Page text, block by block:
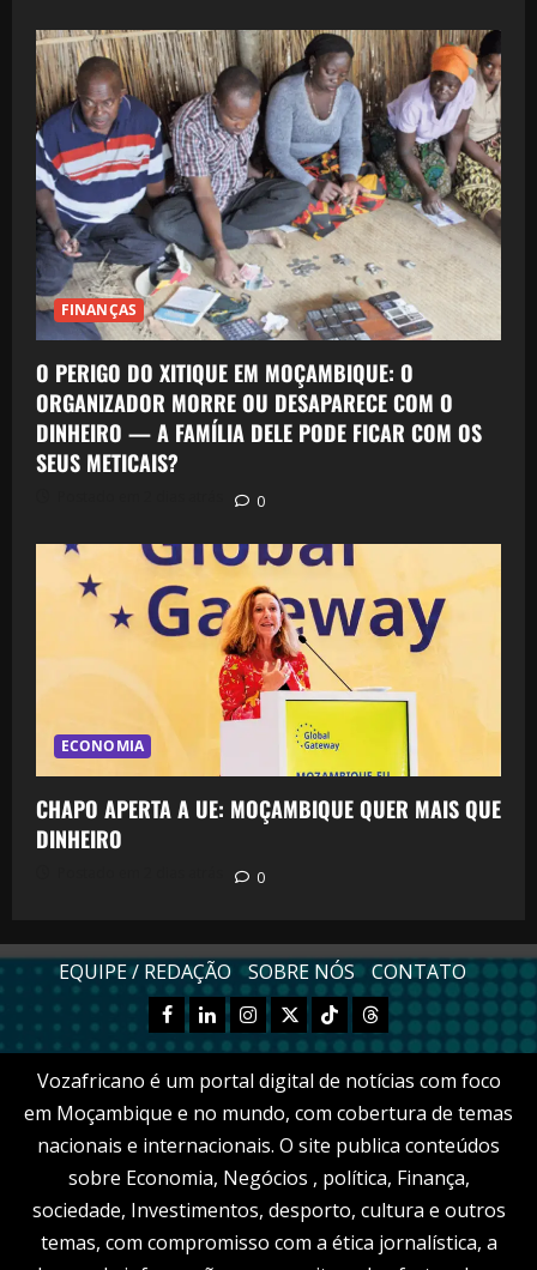
FINANÇAS
O PERIGO DO XITIQUE EM MOÇAMBIQUE: O
ORGANIZADOR MORRE OU DESAPARECE COM O
DINHEIRO — A FAMÍLIA DELE PODE FICAR COM OS
SEUS METICAIS?
0
ECONOMIA
CHAPO APERTA A UE: MOÇAMBIQUE QUER MAIS QUE
DINHEIRO
0
EQUIPE / REDAÇÃO SOBRE NÓS CONTATO
Facebook
LinkednInstagram
X TikTokThreads
Vozafricano é um portal digital de notícias com foco
em Moçambique e no mundo, com cobertura de temas
nacionais e internacionais. O site publica conteúdos
sobre Economia, Negócios , política, Finança,
sociedade, Investimentos, desporto, cultura e outros
temas, com compromisso com a ética jornalística, a